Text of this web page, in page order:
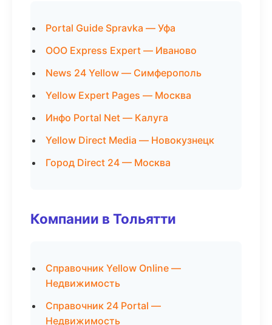
Portal Guide Spravka — Уфа
ООО Express Expert — Иваново
News 24 Yellow — Симферополь
Yellow Expert Pages — Москва
Инфо Portal Net — Калуга
Yellow Direct Media — Новокузнецк
Город Direct 24 — Москва
Компании в Тольятти
Справочник Yellow Online —
Недвижимость
Справочник 24 Portal —
Недвижимость